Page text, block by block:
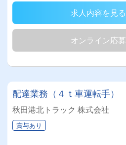
求人内容を見る
オンライン応募
配達業務（４ｔ車運転手）
秋田港北トラック 株式会社
賞与あり